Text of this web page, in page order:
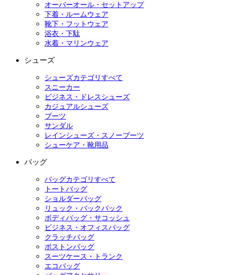
オーバーオール・セットアップ
下着・ルームウェア
靴下・フットウェア
浴衣・下駄
水着・マリンウェア
シューズ
シューズカテゴリすべて
スニーカー
ビジネス・ドレスシューズ
カジュアルシューズ
ブーツ
サンダル
レインシューズ・スノーブーツ
シューケア・靴用品
バッグ
バッグカテゴリすべて
トートバッグ
ショルダーバッグ
リュック・バックパック
ボディバッグ・サコッシュ
ビジネス・オフィスバッグ
クラッチバッグ
ボストンバッグ
スーツケース・トランク
エコバッグ